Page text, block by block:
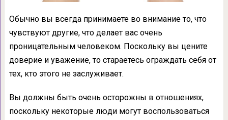
Обычно вы всегда принимаете во внимание то, что
чувствуют другие, что делает вас очень
проницательным человеком. Поскольку вы цените
доверие и уважение, то стараетесь ограждать себя от
тех, кто этого не заслуживает.
Вы должны быть очень осторожны в отношениях,
поскольку некоторые люди могут воспользоваться